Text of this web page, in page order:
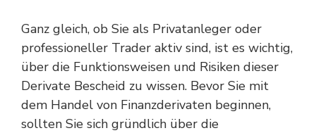
Ganz gleich, ob Sie als Privatanleger oder
professioneller Trader aktiv sind, ist es wichtig,
über die Funktionsweisen und Risiken dieser
Derivate Bescheid zu wissen. Bevor Sie mit
dem Handel von Finanzderivaten beginnen,
sollten Sie sich gründlich über die